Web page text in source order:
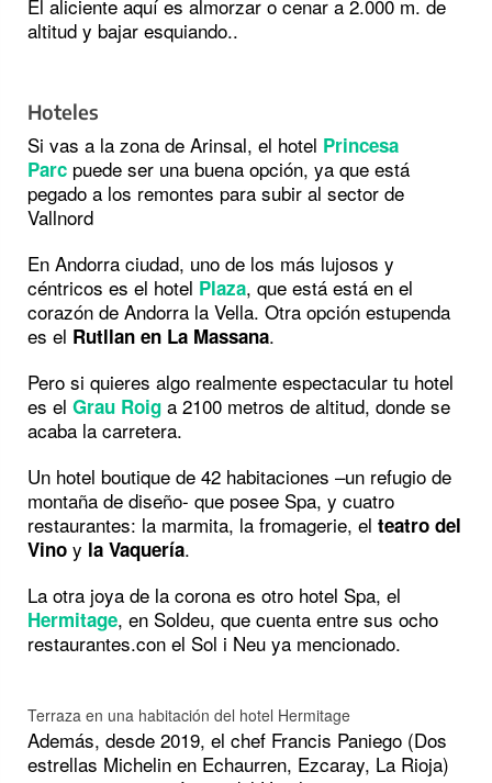
El aliciente aquí es almorzar o cenar a 2.000 m. de
altitud y bajar esquiando..
Hoteles
Si vas a la zona de Arinsal, el hotel Princesa
Parc puede ser una buena opción, ya que está
pegado a los remontes para subir al sector de
Vallnord
En Andorra ciudad, uno de los más lujosos y
céntricos es el hotel Plaza, que está está en el
corazón de Andorra la Vella. Otra opción estupenda
es el Rutllan en La Massana.
Pero si quieres algo realmente espectacular tu hotel
es el Grau Roig a 2100 metros de altitud, donde se
acaba la carretera.
Un hotel boutique de 42 habitaciones –un refugio de
montaña de diseño- que posee Spa, y cuatro
restaurantes: la marmita, la fromagerie, el teatro del
Vino y la Vaquería.
La otra joya de la corona es otro hotel Spa, el
Hermitage, en Soldeu, que cuenta entre sus ocho
restaurantes.con el Sol i Neu ya mencionado.
Terraza en una habitación del hotel Hermitage
Además, desde 2019, el chef Francis Paniego (Dos
estrellas Michelin en Echaurren, Ezcaray, La Rioja)